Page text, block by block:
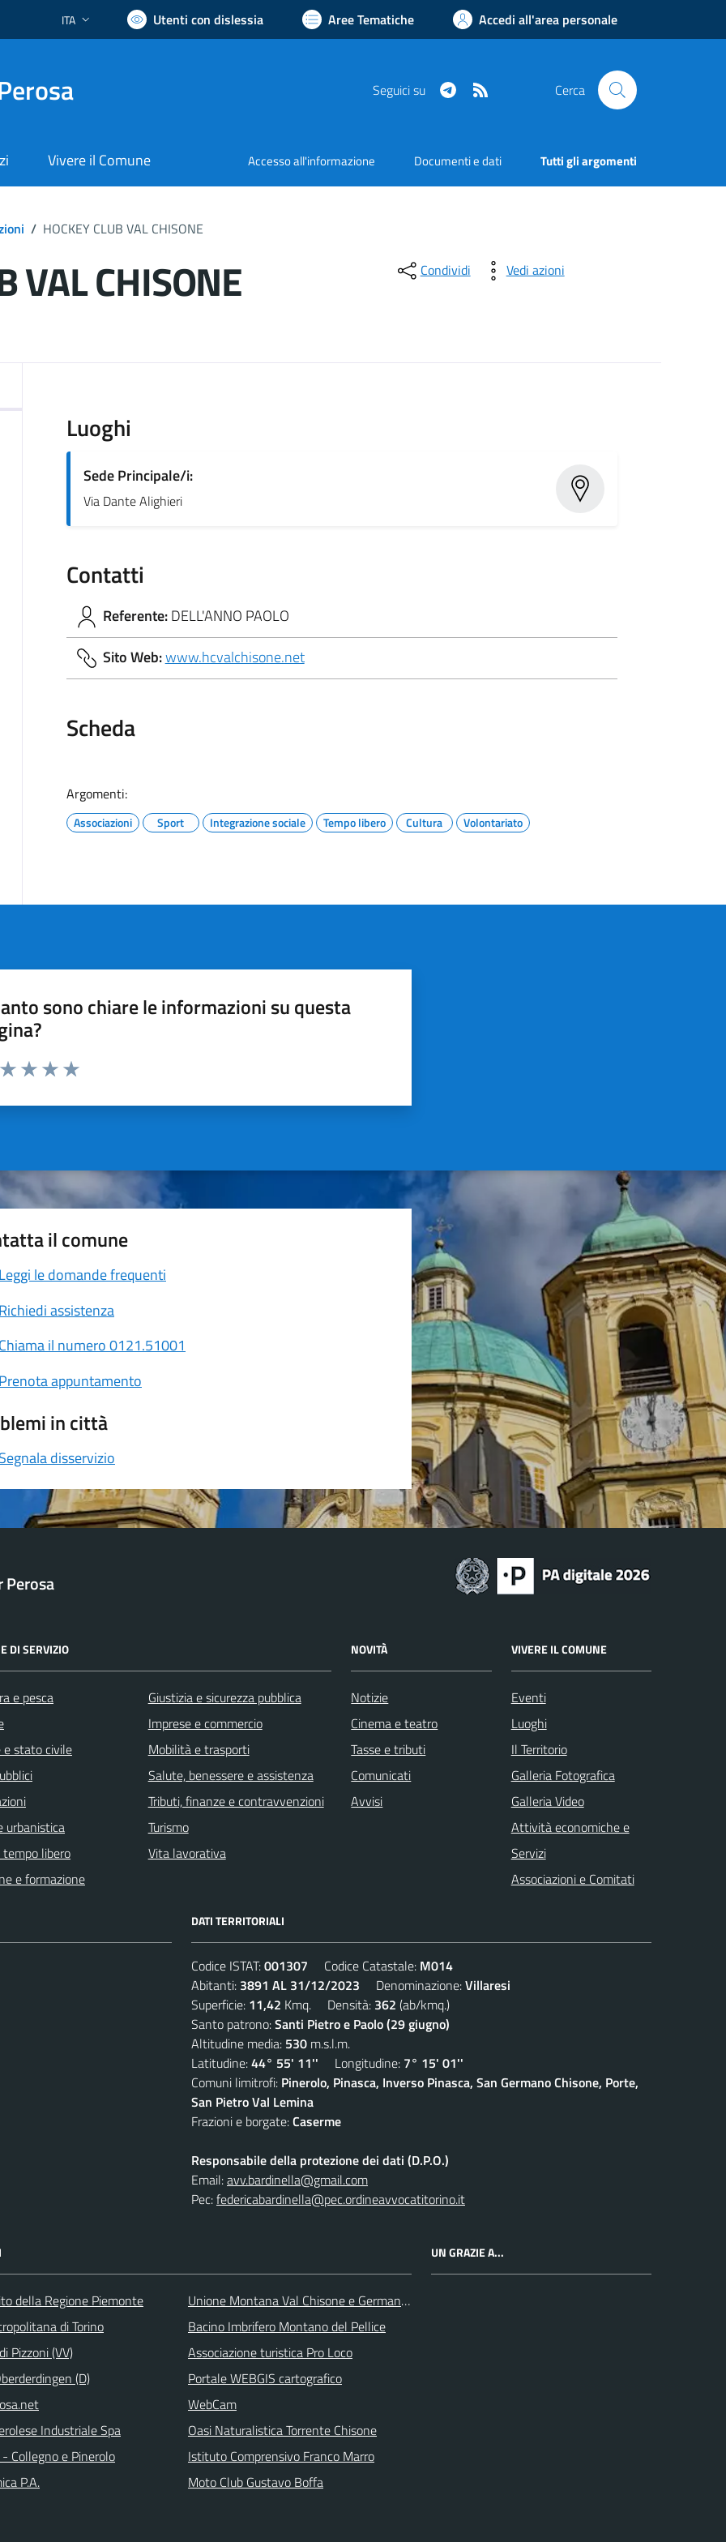
Lingua attiva:
ITA Utenti con dislessia Aree Tematiche Accedi all'area personale
Seguici su Telegram Cerca
Vivere il Comune Accesso all'informazione Documenti e dati Tutti gli argomenti
/ HOCKEY CLUB VAL CHISONE
VAL CHISONE Condividi Vedi azioni
Luoghi
Sede Principale/i:
Via Dante Alighieri
Contatti
Referente:DELL'ANNO PAOLO
Sito Web:www.hcvalchisone.net
Scheda
Argomenti:
Associazioni Sport Integrazione sociale Tempo libero Cultura Volontariato
sono chiare le informazioni su questa
da 1 a 5 stelle la pagina
il comune
Leggi le domande frequenti
Richiedi assistenza
Chiama il numero 0121.51001
Prenota appuntamento
in città
Segnala disservizio
Perosa
DI SERVIZIO
e pesca
e stato civile
urbanistica
libero
e formazione
Giustizia e sicurezza pubblica
Imprese e commercio
Mobilità e trasporti
Salute, benessere e assistenza
Tributi, finanze e contravvenzioni
Turismo
Vita lavorativa
NOVITÀ
Notizie
Cinema e teatro
Tasse e tributi
Comunicati
Avvisi
VIVERE IL COMUNE
Eventi
Luoghi
Il Territorio
Galleria Fotografica
Galleria Video
Attività economiche e
Servizi
Associazioni e Comitati
DATI TERRITORIALI
Codice ISTAT:001307 Codice Catastale: M014
Abitanti: 3891 AL 31/12/2023 Denominazione:Villaresi
Superficie: 11,42 Kmq. Densità: 362 (ab/kmq.)
Santo patrono:Santi Pietro e Paolo (29 giugno)
Altitudine media: 530 m.s.l.m.
Latitudine:44° 55' 11'' Longitudine: 7° 15' 01''
Comuni limitrofi: Pinerolo, Pinasca, Inverso Pinasca, San Germano Chisone, Porte,
San Pietro Val Lemina
Frazioni e borgate:Caserme
Responsabile della protezione dei dati (D.P.O.)
Email:avv.bardinella@gmail.com
Pec:federicabardinella@pec.ordineavvocatitorino.it
della Regione Piemonte
di Torino
Pizzoni (VV)
(D)
Industriale Spa
Collegno e Pinerolo
P.A.
Unione Montana Val Chisone e Germanasca
Bacino Imbrifero Montano del Pellice
Associazione turistica Pro Loco
Portale WEBGIS cartografico
WebCam
Oasi Naturalistica Torrente Chisone
Istituto Comprensivo Franco Marro
Moto Club Gustavo Boffa
UN GRAZIE A...